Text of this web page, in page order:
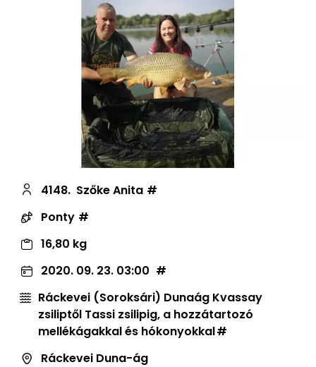
4148. Szőke Anita
Ponty
16,80 kg
2020. 09. 23. 03:00
Ráckevei (Soroksári) Dunaág Kvassay
zsiliptől Tassi zsilipig, a hozzátartozó
mellékágakkal és hókonyokkal
Ráckevei Duna-ág